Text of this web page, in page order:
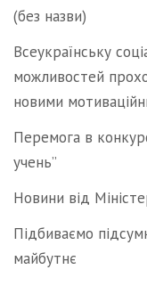
(без назви)
Всеукраїнську
можливостей
новими
Перемога в
учень”
Новини від
Підбиваємо
майбутнє